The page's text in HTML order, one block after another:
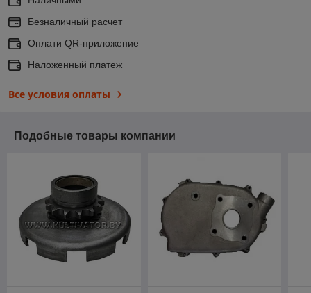
Безналичный расчет
Оплати QR-приложение
Наложенный платеж
Все условия оплаты
Подобные товары компании